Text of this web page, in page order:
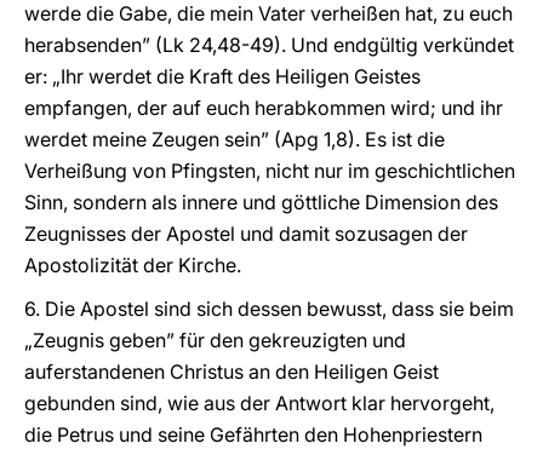
werde die Gabe, die mein Vater verheißen hat, zu euch
herabsenden” (Lk 24,48-49). Und endgültig verkündet
er: „Ihr werdet die Kraft des Heiligen Geistes
empfangen, der auf euch herabkommen wird; und ihr
werdet meine Zeugen sein” (Apg 1,8). Es ist die
Verheißung von Pfingsten, nicht nur im geschichtlichen
Sinn, sondern als innere und göttliche Dimension des
Zeugnisses der Apostel und damit sozusagen der
Apostolizität der Kirche.
6. Die Apostel sind sich dessen bewusst, dass sie beim
„Zeugnis geben” für den gekreuzigten und
auferstandenen Christus an den Heiligen Geist
gebunden sind, wie aus der Antwort klar hervorgeht,
die Petrus und seine Gefährten den Hohenpriestern